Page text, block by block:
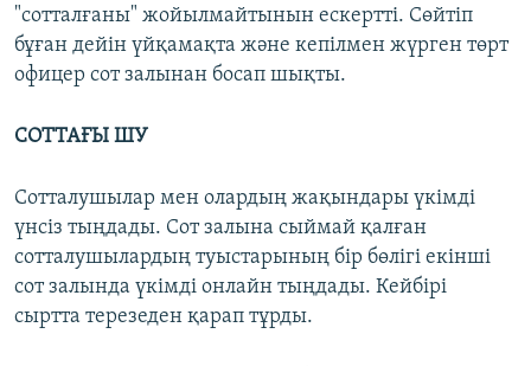
"сотталғаны" жойылмайтынын ескертті. Сөйтіп
бұған дейін үйқамақта және кепілмен жүрген төрт
офицер сот залынан босап шықты.
СОТТАҒЫ ШУ
Сотталушылар мен олардың жақындары үкімді
үнсіз тыңдады. Сот залына сыймай қалған
сотталушылардың туыстарының бір бөлігі екінші
сот залында үкімді онлайн тыңдады. Кейбірі
сыртта терезеден қарап тұрды.